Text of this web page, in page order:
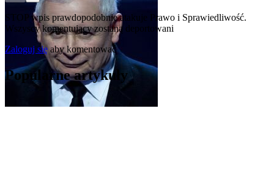
STOP wpis prawdopodobnie atakuje Prawo i Sprawiedliwość.
Wszyscy komentujący zostaną deportowani
Zaloguj sięaby komentować
Popularne artykuły